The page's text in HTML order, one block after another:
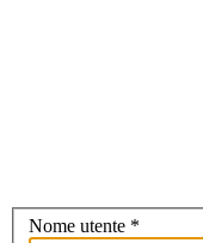
Nome utente *